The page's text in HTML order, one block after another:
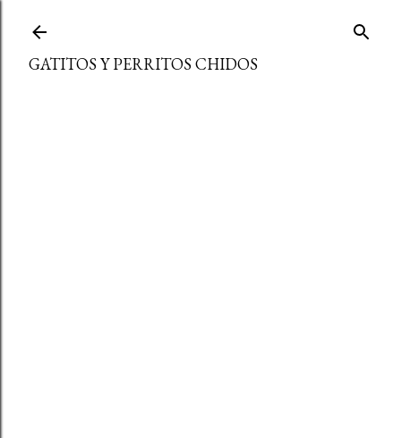
GATITOS Y PERRITOS CHIDOS